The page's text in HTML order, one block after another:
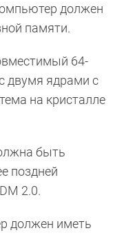
должен
памяти.
64-
двумя ядрами с
на кристалле
быть
поздней
2.0.
должен иметь